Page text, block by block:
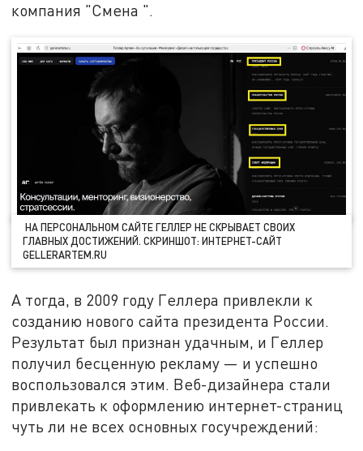
компания "Смена ".
НА ПЕРСОНАЛЬНОМ САЙТЕ ГЕЛЛЕР НЕ СКРЫВАЕТ СВОИХ
ГЛАВНЫХ ДОСТИЖЕНИЙ. СКРИНШОТ: ИНТЕРНЕТ-САЙТ
GELLERARTEM.RU
А тогда, в 2009 году Геллера привлекли к
созданию нового сайта президента России.
Результат был признан удачным, и Геллер
получил бесценную рекламу — и успешно
воспользовался этим. Веб-дизайнера стали
привлекать к оформлению интернет-страниц
чуть ли не всех основных госучреждений: